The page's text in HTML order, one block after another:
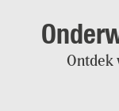
Ontdek